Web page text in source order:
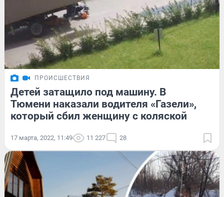
ПРОИСШЕСТВИЯ
Детей затащило под машину. В
Тюмени наказали водителя «Газели»,
который сбил женщину с коляской
17 марта, 2022, 11:49 11 227 28